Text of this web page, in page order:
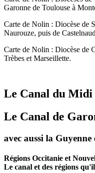
Garonne de Toulouse à
Carte de Nolin : Diocèse de
Naurouze, puis de
Carte de Nolin : Diocèse de
Trèbes et Marseillette.
Le Canal du Midi
Le Canal de
avec aussi la Guyenne
Régions Occitanie et
Le canal et des régions